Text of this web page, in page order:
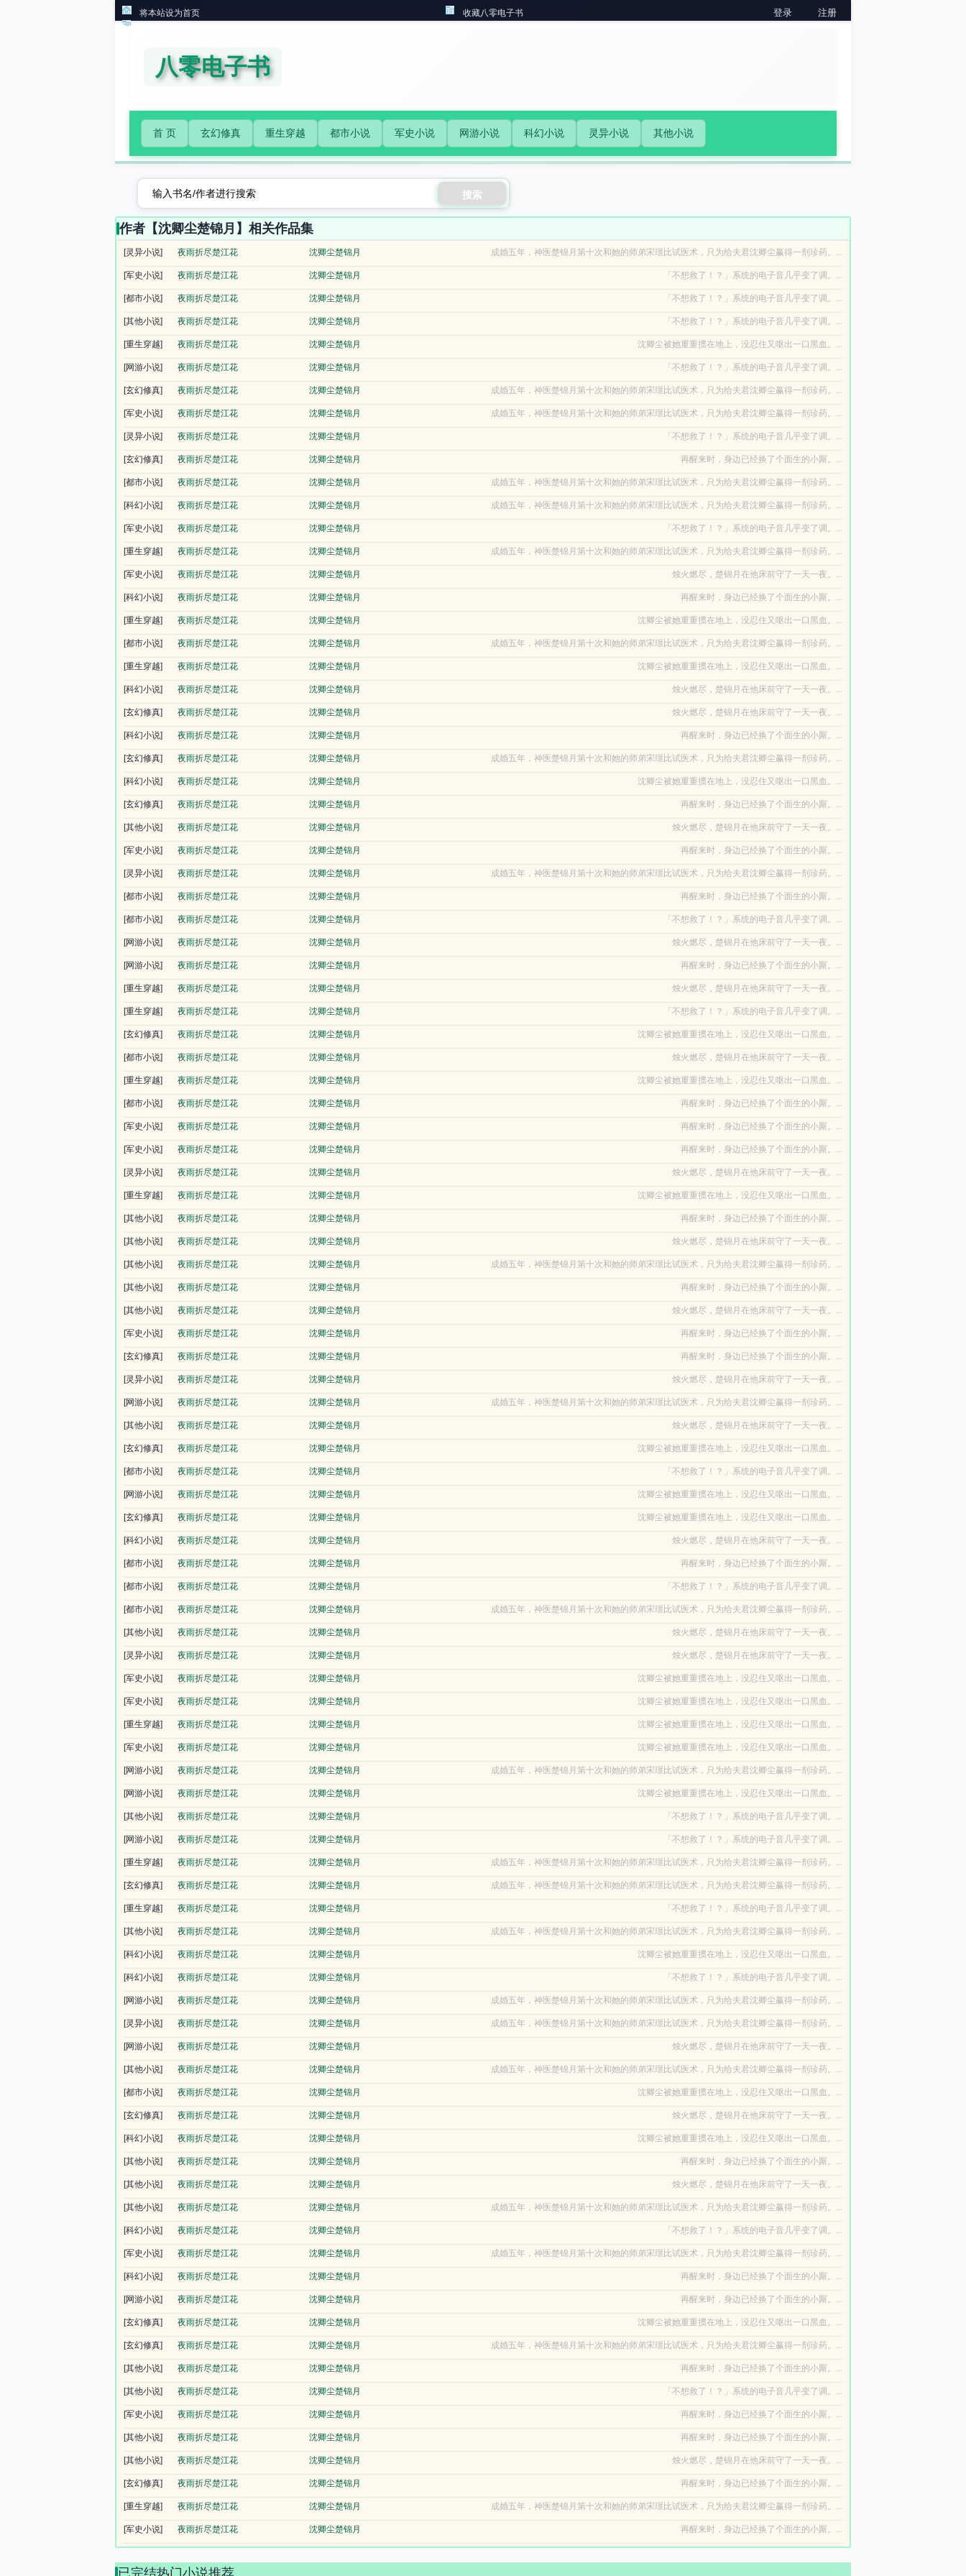
将本站设为首页 收藏八零电子书 登录 注册
八零电子书
首 页 玄幻修真 重生穿越 都市小说 军史小说 网游小说 科幻小说 灵异小说 其他小说
搜索
作者【沈卿尘楚锦月】相关作品集
[灵异小说] 夜雨折尽楚江花 沈卿尘楚锦月 成婚五年，神医楚锦月第十次和她的师弟宋璟比试医术，只为给夫君沈卿尘赢得一剂珍药。...
[军史小说] 夜雨折尽楚江花 沈卿尘楚锦月 「不想救了！？」系统的电子音几乎变了调。...
[都市小说] 夜雨折尽楚江花 沈卿尘楚锦月 「不想救了！？」系统的电子音几乎变了调。...
[其他小说] 夜雨折尽楚江花 沈卿尘楚锦月 「不想救了！？」系统的电子音几乎变了调。...
[重生穿越] 夜雨折尽楚江花 沈卿尘楚锦月 沈卿尘被她重重掼在地上，没忍住又呕出一口黑血。...
[网游小说] 夜雨折尽楚江花 沈卿尘楚锦月 「不想救了！？」系统的电子音几乎变了调。...
[玄幻修真] 夜雨折尽楚江花 沈卿尘楚锦月 成婚五年，神医楚锦月第十次和她的师弟宋璟比试医术，只为给夫君沈卿尘赢得一剂珍药。...
[军史小说] 夜雨折尽楚江花 沈卿尘楚锦月 成婚五年，神医楚锦月第十次和她的师弟宋璟比试医术，只为给夫君沈卿尘赢得一剂珍药。...
[灵异小说] 夜雨折尽楚江花 沈卿尘楚锦月 「不想救了！？」系统的电子音几乎变了调。...
[玄幻修真] 夜雨折尽楚江花 沈卿尘楚锦月 再醒来时，身边已经换了个面生的小厮。...
[都市小说] 夜雨折尽楚江花 沈卿尘楚锦月 成婚五年，神医楚锦月第十次和她的师弟宋璟比试医术，只为给夫君沈卿尘赢得一剂珍药。...
[科幻小说] 夜雨折尽楚江花 沈卿尘楚锦月 成婚五年，神医楚锦月第十次和她的师弟宋璟比试医术，只为给夫君沈卿尘赢得一剂珍药。...
[军史小说] 夜雨折尽楚江花 沈卿尘楚锦月 「不想救了！？」系统的电子音几乎变了调。...
[重生穿越] 夜雨折尽楚江花 沈卿尘楚锦月 成婚五年，神医楚锦月第十次和她的师弟宋璟比试医术，只为给夫君沈卿尘赢得一剂珍药。...
[军史小说] 夜雨折尽楚江花 沈卿尘楚锦月 烛火燃尽，楚锦月在他床前守了一天一夜。...
[科幻小说] 夜雨折尽楚江花 沈卿尘楚锦月 再醒来时，身边已经换了个面生的小厮。...
[重生穿越] 夜雨折尽楚江花 沈卿尘楚锦月 沈卿尘被她重重掼在地上，没忍住又呕出一口黑血。...
[都市小说] 夜雨折尽楚江花 沈卿尘楚锦月 成婚五年，神医楚锦月第十次和她的师弟宋璟比试医术，只为给夫君沈卿尘赢得一剂珍药。...
[重生穿越] 夜雨折尽楚江花 沈卿尘楚锦月 沈卿尘被她重重掼在地上，没忍住又呕出一口黑血。...
[科幻小说] 夜雨折尽楚江花 沈卿尘楚锦月 烛火燃尽，楚锦月在他床前守了一天一夜。...
[玄幻修真] 夜雨折尽楚江花 沈卿尘楚锦月 烛火燃尽，楚锦月在他床前守了一天一夜。...
[科幻小说] 夜雨折尽楚江花 沈卿尘楚锦月 再醒来时，身边已经换了个面生的小厮。...
[玄幻修真] 夜雨折尽楚江花 沈卿尘楚锦月 成婚五年，神医楚锦月第十次和她的师弟宋璟比试医术，只为给夫君沈卿尘赢得一剂珍药。...
[科幻小说] 夜雨折尽楚江花 沈卿尘楚锦月 沈卿尘被她重重掼在地上，没忍住又呕出一口黑血。...
[玄幻修真] 夜雨折尽楚江花 沈卿尘楚锦月 再醒来时，身边已经换了个面生的小厮。...
[其他小说] 夜雨折尽楚江花 沈卿尘楚锦月 烛火燃尽，楚锦月在他床前守了一天一夜。...
[军史小说] 夜雨折尽楚江花 沈卿尘楚锦月 再醒来时，身边已经换了个面生的小厮。...
[灵异小说] 夜雨折尽楚江花 沈卿尘楚锦月 成婚五年，神医楚锦月第十次和她的师弟宋璟比试医术，只为给夫君沈卿尘赢得一剂珍药。...
[都市小说] 夜雨折尽楚江花 沈卿尘楚锦月 再醒来时，身边已经换了个面生的小厮。...
[都市小说] 夜雨折尽楚江花 沈卿尘楚锦月 「不想救了！？」系统的电子音几乎变了调。...
[网游小说] 夜雨折尽楚江花 沈卿尘楚锦月 烛火燃尽，楚锦月在他床前守了一天一夜。...
[网游小说] 夜雨折尽楚江花 沈卿尘楚锦月 再醒来时，身边已经换了个面生的小厮。...
[重生穿越] 夜雨折尽楚江花 沈卿尘楚锦月 烛火燃尽，楚锦月在他床前守了一天一夜。...
[重生穿越] 夜雨折尽楚江花 沈卿尘楚锦月 「不想救了！？」系统的电子音几乎变了调。...
[玄幻修真] 夜雨折尽楚江花 沈卿尘楚锦月 沈卿尘被她重重掼在地上，没忍住又呕出一口黑血。...
[都市小说] 夜雨折尽楚江花 沈卿尘楚锦月 烛火燃尽，楚锦月在他床前守了一天一夜。...
[重生穿越] 夜雨折尽楚江花 沈卿尘楚锦月 沈卿尘被她重重掼在地上，没忍住又呕出一口黑血。...
[都市小说] 夜雨折尽楚江花 沈卿尘楚锦月 再醒来时，身边已经换了个面生的小厮。...
[军史小说] 夜雨折尽楚江花 沈卿尘楚锦月 再醒来时，身边已经换了个面生的小厮。...
[军史小说] 夜雨折尽楚江花 沈卿尘楚锦月 再醒来时，身边已经换了个面生的小厮。...
[灵异小说] 夜雨折尽楚江花 沈卿尘楚锦月 烛火燃尽，楚锦月在他床前守了一天一夜。...
[重生穿越] 夜雨折尽楚江花 沈卿尘楚锦月 沈卿尘被她重重掼在地上，没忍住又呕出一口黑血。...
[其他小说] 夜雨折尽楚江花 沈卿尘楚锦月 再醒来时，身边已经换了个面生的小厮。...
[其他小说] 夜雨折尽楚江花 沈卿尘楚锦月 烛火燃尽，楚锦月在他床前守了一天一夜。...
[其他小说] 夜雨折尽楚江花 沈卿尘楚锦月 成婚五年，神医楚锦月第十次和她的师弟宋璟比试医术，只为给夫君沈卿尘赢得一剂珍药。...
[其他小说] 夜雨折尽楚江花 沈卿尘楚锦月 再醒来时，身边已经换了个面生的小厮。...
[其他小说] 夜雨折尽楚江花 沈卿尘楚锦月 烛火燃尽，楚锦月在他床前守了一天一夜。...
[军史小说] 夜雨折尽楚江花 沈卿尘楚锦月 再醒来时，身边已经换了个面生的小厮。...
[玄幻修真] 夜雨折尽楚江花 沈卿尘楚锦月 再醒来时，身边已经换了个面生的小厮。...
[灵异小说] 夜雨折尽楚江花 沈卿尘楚锦月 烛火燃尽，楚锦月在他床前守了一天一夜。...
[网游小说] 夜雨折尽楚江花 沈卿尘楚锦月 成婚五年，神医楚锦月第十次和她的师弟宋璟比试医术，只为给夫君沈卿尘赢得一剂珍药。...
[其他小说] 夜雨折尽楚江花 沈卿尘楚锦月 烛火燃尽，楚锦月在他床前守了一天一夜。...
[玄幻修真] 夜雨折尽楚江花 沈卿尘楚锦月 沈卿尘被她重重掼在地上，没忍住又呕出一口黑血。...
[都市小说] 夜雨折尽楚江花 沈卿尘楚锦月 「不想救了！？」系统的电子音几乎变了调。...
[网游小说] 夜雨折尽楚江花 沈卿尘楚锦月 沈卿尘被她重重掼在地上，没忍住又呕出一口黑血。...
[玄幻修真] 夜雨折尽楚江花 沈卿尘楚锦月 沈卿尘被她重重掼在地上，没忍住又呕出一口黑血。...
[科幻小说] 夜雨折尽楚江花 沈卿尘楚锦月 烛火燃尽，楚锦月在他床前守了一天一夜。...
[都市小说] 夜雨折尽楚江花 沈卿尘楚锦月 再醒来时，身边已经换了个面生的小厮。...
[都市小说] 夜雨折尽楚江花 沈卿尘楚锦月 「不想救了！？」系统的电子音几乎变了调。...
[都市小说] 夜雨折尽楚江花 沈卿尘楚锦月 成婚五年，神医楚锦月第十次和她的师弟宋璟比试医术，只为给夫君沈卿尘赢得一剂珍药。...
[其他小说] 夜雨折尽楚江花 沈卿尘楚锦月 烛火燃尽，楚锦月在他床前守了一天一夜。...
[灵异小说] 夜雨折尽楚江花 沈卿尘楚锦月 烛火燃尽，楚锦月在他床前守了一天一夜。...
[军史小说] 夜雨折尽楚江花 沈卿尘楚锦月 沈卿尘被她重重掼在地上，没忍住又呕出一口黑血。...
[军史小说] 夜雨折尽楚江花 沈卿尘楚锦月 沈卿尘被她重重掼在地上，没忍住又呕出一口黑血。...
[重生穿越] 夜雨折尽楚江花 沈卿尘楚锦月 沈卿尘被她重重掼在地上，没忍住又呕出一口黑血。...
[军史小说] 夜雨折尽楚江花 沈卿尘楚锦月 沈卿尘被她重重掼在地上，没忍住又呕出一口黑血。...
[网游小说] 夜雨折尽楚江花 沈卿尘楚锦月 成婚五年，神医楚锦月第十次和她的师弟宋璟比试医术，只为给夫君沈卿尘赢得一剂珍药。...
[网游小说] 夜雨折尽楚江花 沈卿尘楚锦月 沈卿尘被她重重掼在地上，没忍住又呕出一口黑血。...
[其他小说] 夜雨折尽楚江花 沈卿尘楚锦月 「不想救了！？」系统的电子音几乎变了调。...
[网游小说] 夜雨折尽楚江花 沈卿尘楚锦月 「不想救了！？」系统的电子音几乎变了调。...
[重生穿越] 夜雨折尽楚江花 沈卿尘楚锦月 成婚五年，神医楚锦月第十次和她的师弟宋璟比试医术，只为给夫君沈卿尘赢得一剂珍药。...
[玄幻修真] 夜雨折尽楚江花 沈卿尘楚锦月 成婚五年，神医楚锦月第十次和她的师弟宋璟比试医术，只为给夫君沈卿尘赢得一剂珍药。...
[重生穿越] 夜雨折尽楚江花 沈卿尘楚锦月 「不想救了！？」系统的电子音几乎变了调。...
[其他小说] 夜雨折尽楚江花 沈卿尘楚锦月 成婚五年，神医楚锦月第十次和她的师弟宋璟比试医术，只为给夫君沈卿尘赢得一剂珍药。...
[科幻小说] 夜雨折尽楚江花 沈卿尘楚锦月 沈卿尘被她重重掼在地上，没忍住又呕出一口黑血。...
[科幻小说] 夜雨折尽楚江花 沈卿尘楚锦月 「不想救了！？」系统的电子音几乎变了调。...
[网游小说] 夜雨折尽楚江花 沈卿尘楚锦月 成婚五年，神医楚锦月第十次和她的师弟宋璟比试医术，只为给夫君沈卿尘赢得一剂珍药。...
[灵异小说] 夜雨折尽楚江花 沈卿尘楚锦月 成婚五年，神医楚锦月第十次和她的师弟宋璟比试医术，只为给夫君沈卿尘赢得一剂珍药。...
[网游小说] 夜雨折尽楚江花 沈卿尘楚锦月 烛火燃尽，楚锦月在他床前守了一天一夜。...
[其他小说] 夜雨折尽楚江花 沈卿尘楚锦月 成婚五年，神医楚锦月第十次和她的师弟宋璟比试医术，只为给夫君沈卿尘赢得一剂珍药。...
[都市小说] 夜雨折尽楚江花 沈卿尘楚锦月 沈卿尘被她重重掼在地上，没忍住又呕出一口黑血。...
[玄幻修真] 夜雨折尽楚江花 沈卿尘楚锦月 烛火燃尽，楚锦月在他床前守了一天一夜。...
[科幻小说] 夜雨折尽楚江花 沈卿尘楚锦月 沈卿尘被她重重掼在地上，没忍住又呕出一口黑血。...
[其他小说] 夜雨折尽楚江花 沈卿尘楚锦月 再醒来时，身边已经换了个面生的小厮。...
[其他小说] 夜雨折尽楚江花 沈卿尘楚锦月 烛火燃尽，楚锦月在他床前守了一天一夜。...
[其他小说] 夜雨折尽楚江花 沈卿尘楚锦月 成婚五年，神医楚锦月第十次和她的师弟宋璟比试医术，只为给夫君沈卿尘赢得一剂珍药。...
[科幻小说] 夜雨折尽楚江花 沈卿尘楚锦月 「不想救了！？」系统的电子音几乎变了调。...
[军史小说] 夜雨折尽楚江花 沈卿尘楚锦月 成婚五年，神医楚锦月第十次和她的师弟宋璟比试医术，只为给夫君沈卿尘赢得一剂珍药。...
[科幻小说] 夜雨折尽楚江花 沈卿尘楚锦月 再醒来时，身边已经换了个面生的小厮。...
[网游小说] 夜雨折尽楚江花 沈卿尘楚锦月 再醒来时，身边已经换了个面生的小厮。...
[玄幻修真] 夜雨折尽楚江花 沈卿尘楚锦月 沈卿尘被她重重掼在地上，没忍住又呕出一口黑血。...
[玄幻修真] 夜雨折尽楚江花 沈卿尘楚锦月 成婚五年，神医楚锦月第十次和她的师弟宋璟比试医术，只为给夫君沈卿尘赢得一剂珍药。...
[其他小说] 夜雨折尽楚江花 沈卿尘楚锦月 再醒来时，身边已经换了个面生的小厮。...
[其他小说] 夜雨折尽楚江花 沈卿尘楚锦月 「不想救了！？」系统的电子音几乎变了调。...
[军史小说] 夜雨折尽楚江花 沈卿尘楚锦月 再醒来时，身边已经换了个面生的小厮。...
[其他小说] 夜雨折尽楚江花 沈卿尘楚锦月 再醒来时，身边已经换了个面生的小厮。...
[其他小说] 夜雨折尽楚江花 沈卿尘楚锦月 烛火燃尽，楚锦月在他床前守了一天一夜。...
[玄幻修真] 夜雨折尽楚江花 沈卿尘楚锦月 再醒来时，身边已经换了个面生的小厮。...
[重生穿越] 夜雨折尽楚江花 沈卿尘楚锦月 成婚五年，神医楚锦月第十次和她的师弟宋璟比试医术，只为给夫君沈卿尘赢得一剂珍药。...
[军史小说] 夜雨折尽楚江花 沈卿尘楚锦月 再醒来时，身边已经换了个面生的小厮。...
已完结热门小说推荐